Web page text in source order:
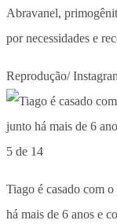
Abravanel,
por necessidades e
Reprodução/
5 de 14
Tiago é casado com
há mais de 6 anos e